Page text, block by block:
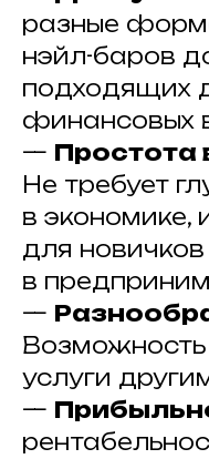
разные
нэйл-баров
подходящих
финансовых
— Простота
Не требует
в экономике,
для новичков
в
—
Возможность
услуги
—